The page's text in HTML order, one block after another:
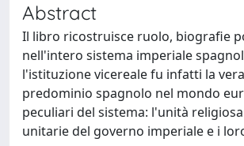
Abstract
Il libro ricostruisce ruolo, biografie
nell'intero sistema imperiale
l'istituzione vicereale fu infatti la
predominio spagnolo nel mondo
peculiari del sistema: l'unità
unitarie del governo imperiale e i